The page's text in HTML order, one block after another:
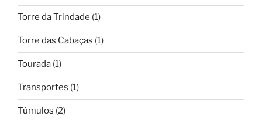
Torre da Trindade (1)
Torre das Cabaças (1)
Tourada (1)
Transportes (1)
Túmulos (2)